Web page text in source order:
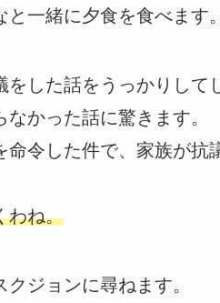
一緒に夕食を食べます。
した話をうっかりして
かった話に驚きます。
命令した件で、家族が抗
わね。
ジョンに尋ねます。